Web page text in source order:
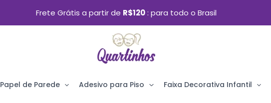
Frete Grátis a partir de R$120 para todo o Brasil
Papel de Parede Adesivo para Piso Faixa Decorativa Infantil